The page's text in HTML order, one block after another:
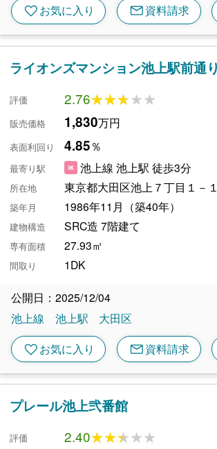
favoriteお気に入り mail資料請求
ライオンズマンション池上駅前通り
評価 2.76★★★★★
★★★★★
販売価格 1,830万円
表面利回り 4.85％
最寄り駅 池上線 池上駅 徒歩3分
所在地 東京都大田区池上７丁目１－
築年月 1986年11月（築40年）
建物構造 SRC造 7階建て
専有面積 27.93㎡
間取り 1DK
公開日：2025/12/04
池上線
池上駅 大田区
favoriteお気に入り mail資料請求
プレール池上弐番館
評価 2.40★★★★★
★★★★★